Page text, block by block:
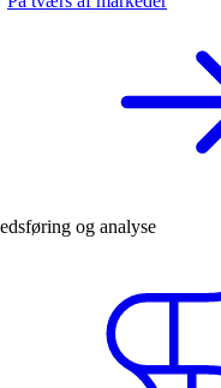
og analyse